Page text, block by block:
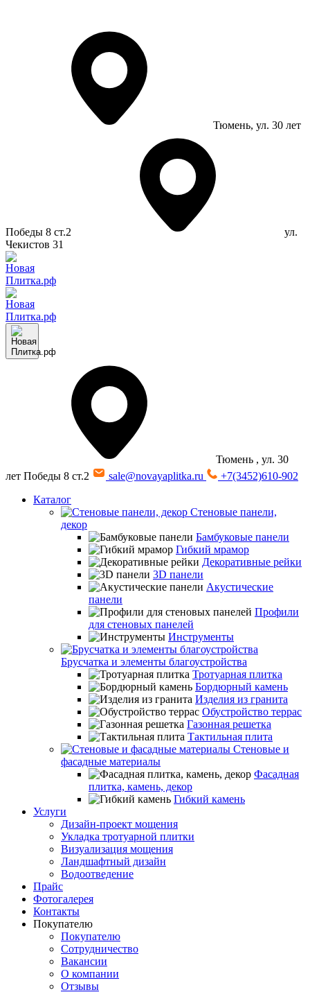
Тюмень, ул. 30 лет
Победы 8 ст.2
ул.
Чекистов 31
Тюмень , ул. 30
лет Победы 8 ст.2
sale@novayaplitka.ru
+7(3452)610-902
Каталог
Стеновые панели,
декор
Бамбуковые панели
Гибкий мрамор
Декоративные рейки
3D панели
Акустические
панели
Профили
для стеновых панелей
Инструменты
Брусчатка и элементы благоустройства
Тротуарная плитка
Бордюрный камень
Изделия из гранита
Обустройство террас
Газонная решетка
Тактильная плита
Стеновые и
фасадные материалы
Фасадная
плитка, камень, декор
Гибкий камень
Услуги
Дизайн-проект мощения
Укладка тротуарной плитки
Визуализация мощения
Ландшафтный дизайн
Водоотведение
Прайс
Фотогалерея
Контакты
Покупателю
Покупателю
Сотрудничество
Вакансии
О компании
Отзывы